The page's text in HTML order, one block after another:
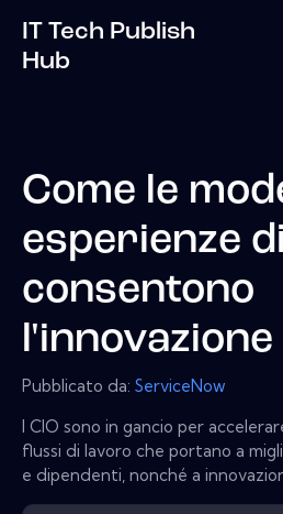
IT Tech Publish
Hub
Come le
esperienze
consentono
l'innovazione
Pubblicato da: ServiceNow
I CIO sono in gancio per
flussi di lavoro che portano a
e dipendenti, nonché a